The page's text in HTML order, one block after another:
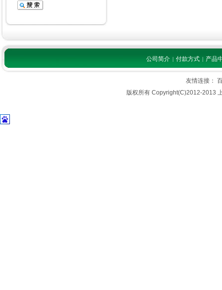
公司简介 | 付款方式 | 产品
友情连接：
版权所有 Copyright(C)2012-2013